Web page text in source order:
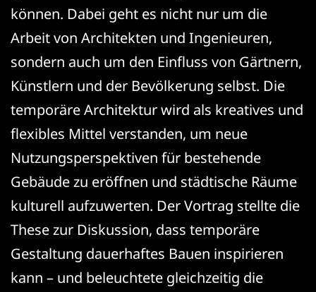
können. Dabei geht es nicht nur um die
Arbeit von Architekten und Ingenieuren,
sondern auch um den Einfluss von Gärtnern,
Künstlern und der Bevölkerung selbst. Die
temporäre Architektur wird als kreatives und
flexibles Mittel verstanden, um neue
Nutzungsperspektiven für bestehende
Gebäude zu eröffnen und städtische Räume
kulturell aufzuwerten. Der Vortrag stellte die
These zur Diskussion, dass temporäre
Gestaltung dauerhaftes Bauen inspirieren
kann – und beleuchtete gleichzeitig die